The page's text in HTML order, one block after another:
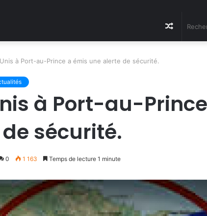
Article
Unis à Port-au-Prince a émis une alerte de sécurité.
à Port-au-
sécurité.
0 1 163 Temps de lecture 1 minute